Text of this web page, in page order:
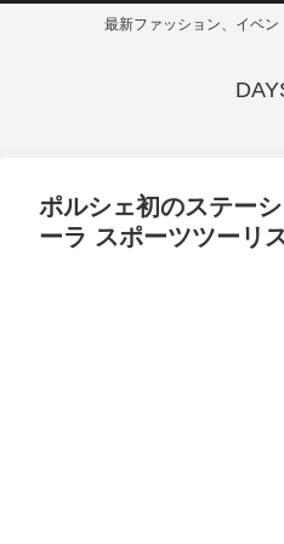
最新ファッション、イベン
ポルシェ初のステー
ーラ スポーツツーリ